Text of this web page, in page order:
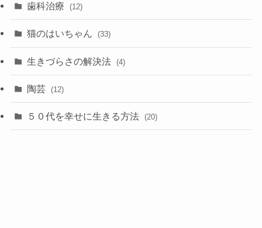
歯科治療 (12)
猫のはいちゃん (33)
生きづらさの解決法 (4)
陶芸 (12)
５０代を幸せに生きる方法 (20)